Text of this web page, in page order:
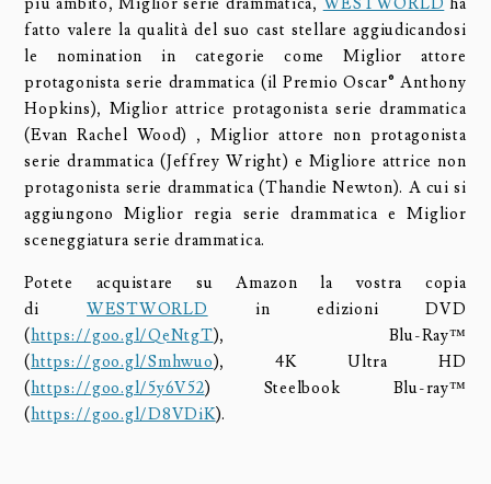
più ambito, Miglior serie drammatica, WESTWORLD ha
fatto valere la qualità del suo cast stellare aggiudicandosi
le nomination in categorie come Miglior attore
protagonista serie drammatica (il Premio Oscar® Anthony
Hopkins), Miglior attrice protagonista serie drammatica
(Evan Rachel Wood) , Miglior attore non protagonista
serie drammatica (Jeffrey Wright) e Migliore attrice non
protagonista serie drammatica (Thandie Newton). A cui si
aggiungono Miglior regia serie drammatica e Miglior
sceneggiatura serie drammatica.
Potete acquistare su Amazon la vostra copia
diWESTWORLD in edizioni DVD
(https://goo.gl/QeNtgT), Blu-Ray™
(https://goo.gl/Smhwuo), 4K Ultra HD
(https://goo.gl/5y6V52) Steelbook Blu-ray™
(https://goo.gl/D8VDiK).